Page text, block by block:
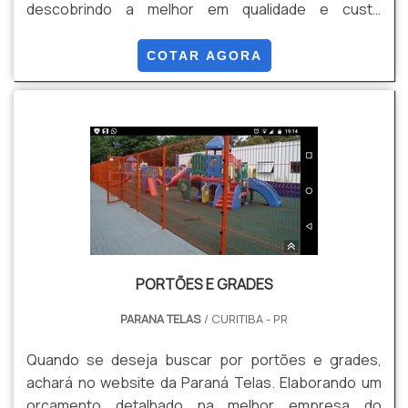
descobrindo a melhor em qualidade e custo
os profissionais especializados da Paraná Telas o
cliente conseguirá proteção com soluções para
necessário para a fixação deste tipo de cercamento.
MAIS INFORM...
COTAR AGORA
PORTÕES E GRADES
PARANA TELAS / CURITIBA - PR
Quando se deseja buscar por portões e grades,
achará no website da Paraná Telas. Elaborando um